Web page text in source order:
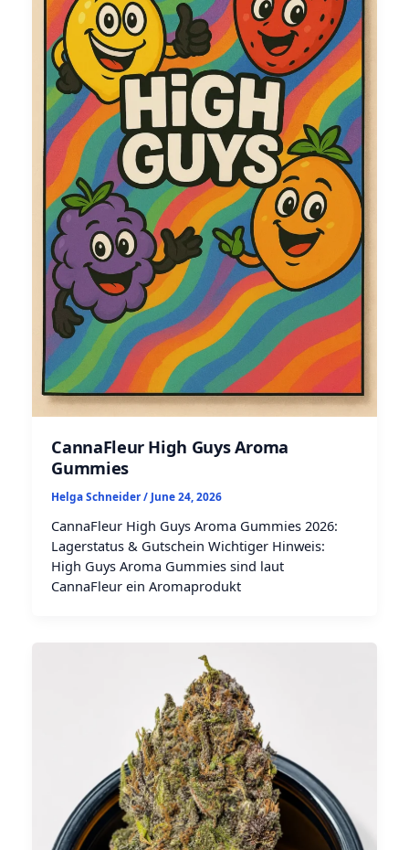
CannaFleur High Guys Aroma
Gummies
Helga Schneider/ June 24, 2026
CannaFleur High Guys Aroma Gummies 2026:
Lagerstatus & Gutschein Wichtiger Hinweis:
High Guys Aroma Gummies sind laut
CannaFleur ein Aromaprodukt